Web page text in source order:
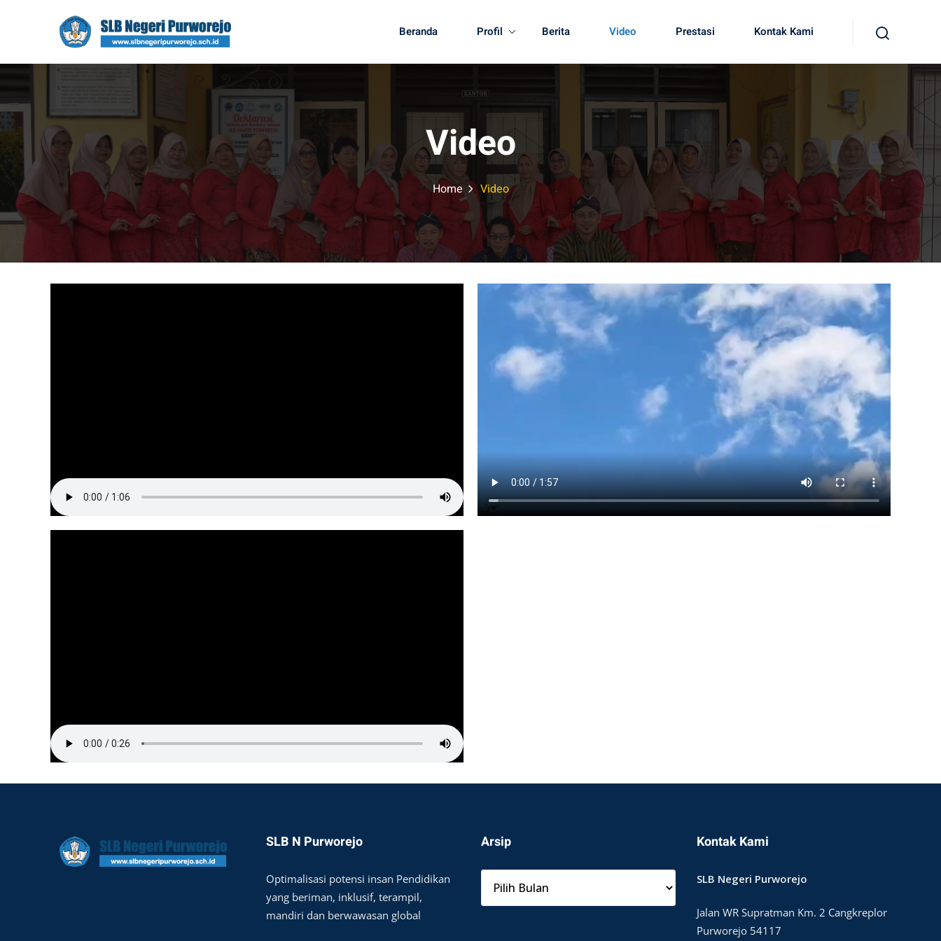
Beranda Profil Berita Video Prestasi Kontak Kami
Video
Home Video
SLB N Purworejo
Optimalisasi potensi insan Pendidikan
yang beriman, inklusif, terampil,
mandiri dan berwawasan global
Arsip Kontak Kami
SLB Negeri Purworejo
Jalan WR Supratman Km. 2 Cangkreplor
Purworejo 54117